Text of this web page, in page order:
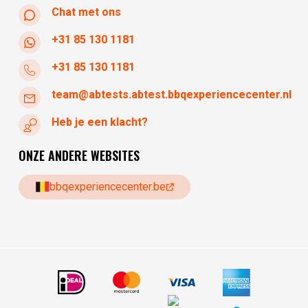
Chat met ons
+31 85 130 1181
+31 85 130 1181
team@abtests.abtest.bbqexperiencecenter.nl
Heb je een klacht?
ONZE ANDERE WEBSITES
bbqexperiencecenter.be